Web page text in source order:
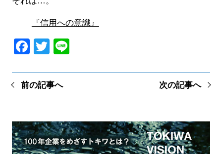
『信用への意識』
Facebook
Twitter
前の記事へ 次の記事へ